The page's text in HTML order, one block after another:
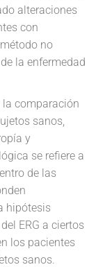
alteraciones
con
no
la enfermedad
la comparación
sanos,
y
se refiere a
de las
hipótesis
ERG a ciertos
los pacientes
sanos.